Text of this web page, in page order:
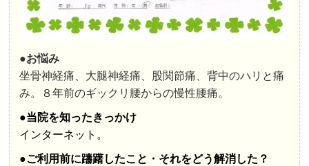
●お悩み
坐骨神経痛、大腿神経痛、股関節痛、背中のハリと痛
み。８年前のギックリ腰からの慢性腰痛。
●当院を知ったきっかけ
インターネット。
●ご利用前に躊躇したこと・それをどう解消した？